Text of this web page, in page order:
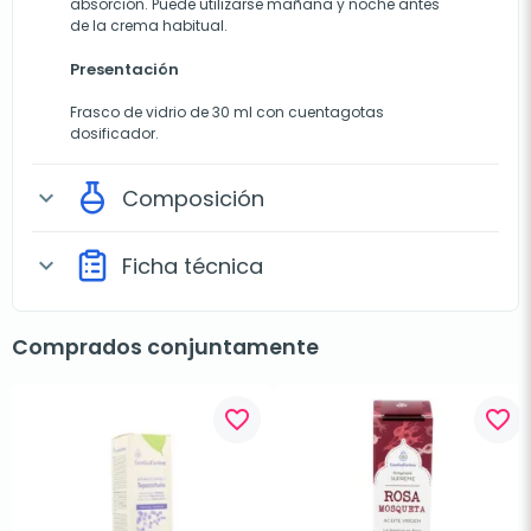
absorción. Puede utilizarse mañana y noche antes
de la crema habitual.
Presentación
Frasco de vidrio de 30 ml con cuentagotas
dosificador.
expand_more Composición
expand_more Ficha técnica
Comprados conjuntamente
favorite_border favorite_border